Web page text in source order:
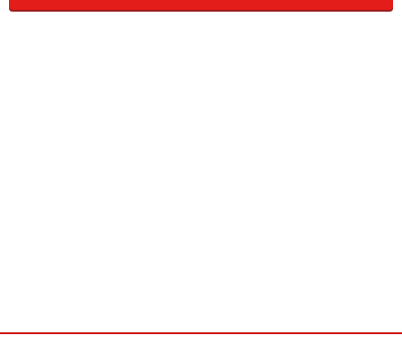
などですが、ファミリーマートで利用できるＴポイント